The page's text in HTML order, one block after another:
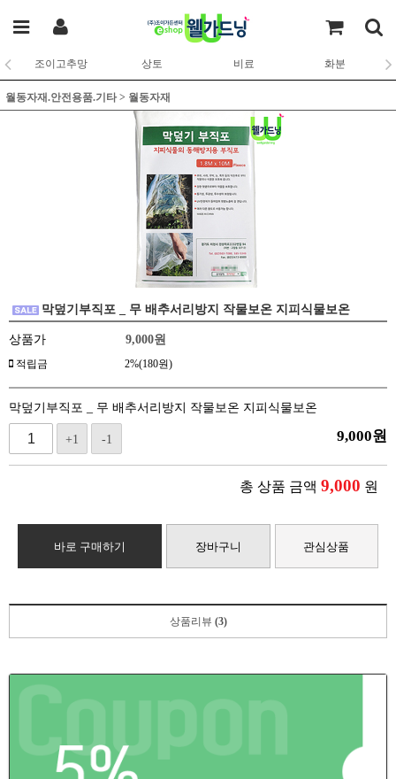
조이고추망 상토 비료 화분
월동자재.안전용품.기타> 월동자재
막덮기부직포 _ 무 배추서리방지 작물보온 지피식물보온
상품가 9,000원
적립금 2%(180원)
막덮기부직포 _ 무 배추서리방지 작물보온 지피식물보온
+1 -1 9,000원
총 상품 금액 9,000 원
바로 구매하기 장바구니 관심상품
상품리뷰 (3)